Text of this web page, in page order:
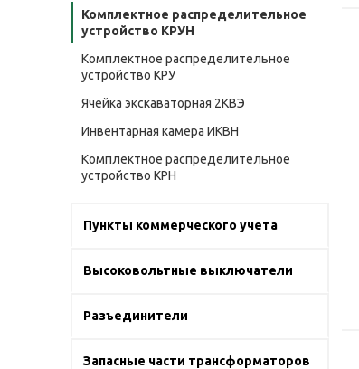
Комплектное распределительное
устройство КРУН
Комплектное распределительное
устройство КРУ
Ячейка экскаваторная 2КВЭ
Инвентарная камера ИКВН
Комплектное распределительное
устройство КРН
Пункты коммерческого учета
Высоковольтные выключатели
Разъединители
Запасные части трансформаторов